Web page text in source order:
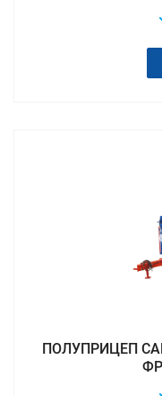
ПОЛУПРИЦЕП